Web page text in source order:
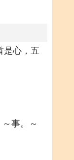
是心，五
事。～